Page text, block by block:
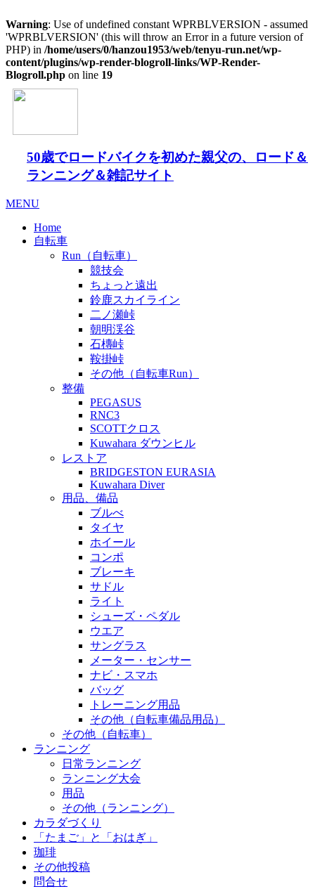
Warning: Use of undefined constant WPRBLVERSION - assumed
'WPRBLVERSION' (this will throw an Error in a future version of
PHP) in /home/users/0/hanzou1953/web/tenyu-run.net/wp-
content/plugins/wp-render-blogroll-links/WP-Render-
Blogroll.php on line 19
50歳でロードバイクを初めた親父の、ロード＆
ランニング＆雑記サイト
MENU
Home
自転車
Run（自転車）
競技会
ちょっと遠出
鈴鹿スカイライン
二ノ瀬峠
朝明渓谷
石槫峠
鞍掛峠
その他（自転車Run）
整備
PEGASUS
RNC3
SCOTTクロス
Kuwahara ダウンヒル
レストア
BRIDGESTON EURASIA
Kuwahara Diver
用品、備品
ブルべ
タイヤ
ホイール
コンポ
ブレーキ
サドル
ライト
シューズ・ペダル
ウエア
サングラス
メーター・センサー
ナビ・スマホ
バッグ
トレーニング用品
その他（自転車備品用品）
その他（自転車）
ランニング
日常ランニング
ランニング大会
用品
その他（ランニング）
カラダづくり
「たまご」と「おはぎ」
珈琲
その他投稿
問合せ